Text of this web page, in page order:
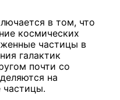
в том, что
космических
частицы в
галактик
почти со
на
частицы.